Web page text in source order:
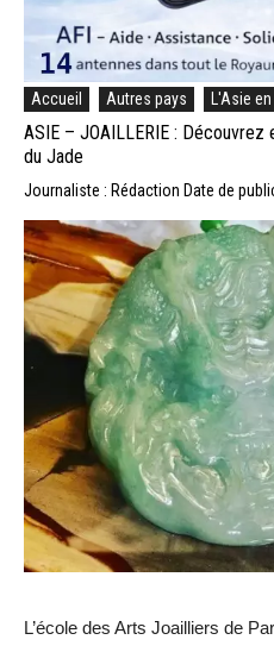
Accueil Autres pays L'Asie
ASIE – JOAILLERIE :
du Jade
Journaliste : Rédaction Date de
L’école des Arts Joailliers de